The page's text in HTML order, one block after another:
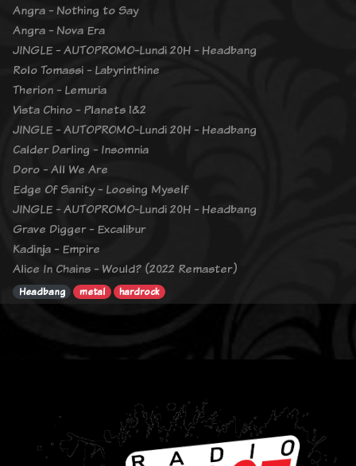
Angra - Nothing to Say
Angra - Nova Era
JINGLE - AUTOPROMO-Lundi 20H - Headbang
Rolo Tomassi - Labyrinthine
Therion - Lemuria
Vista Chino - Planets 1&2
JINGLE - AUTOPROMO-Lundi 20H - Headbang
Calder Darling - Insomnia
Doro - All We Are
Edge Of Sanity - Loosing Myself
JINGLE - AUTOPROMO-Lundi 20H - Headbang
Grave Digger - Excalibur
Kadinja - Empire
Alice In Chains - Would? (2022 Remaster)
Headbang metal hardrock